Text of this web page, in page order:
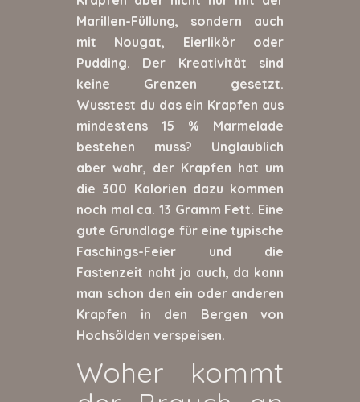
Marillen-Füllung, sondern auch
mit Nougat, Eierlikör oder
Pudding. Der Kreativität sind
keine Grenzen gesetzt.
Wusstest du das ein Krapfen aus
mindestens 15 % Marmelade
bestehen muss? Unglaublich
aber wahr, der Krapfen hat um
die 300 Kalorien dazu kommen
noch mal ca. 13 Gramm Fett. Eine
gute Grundlage für eine typische
Faschings-Feier und die
Fastenzeit naht ja auch, da kann
man schon den ein oder anderen
Krapfen in den Bergen von
Hochsölden verspeisen.
Woher kommt